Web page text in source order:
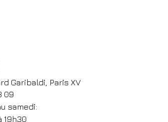
Garibaldi, Paris XV
09
samedi:
19h30